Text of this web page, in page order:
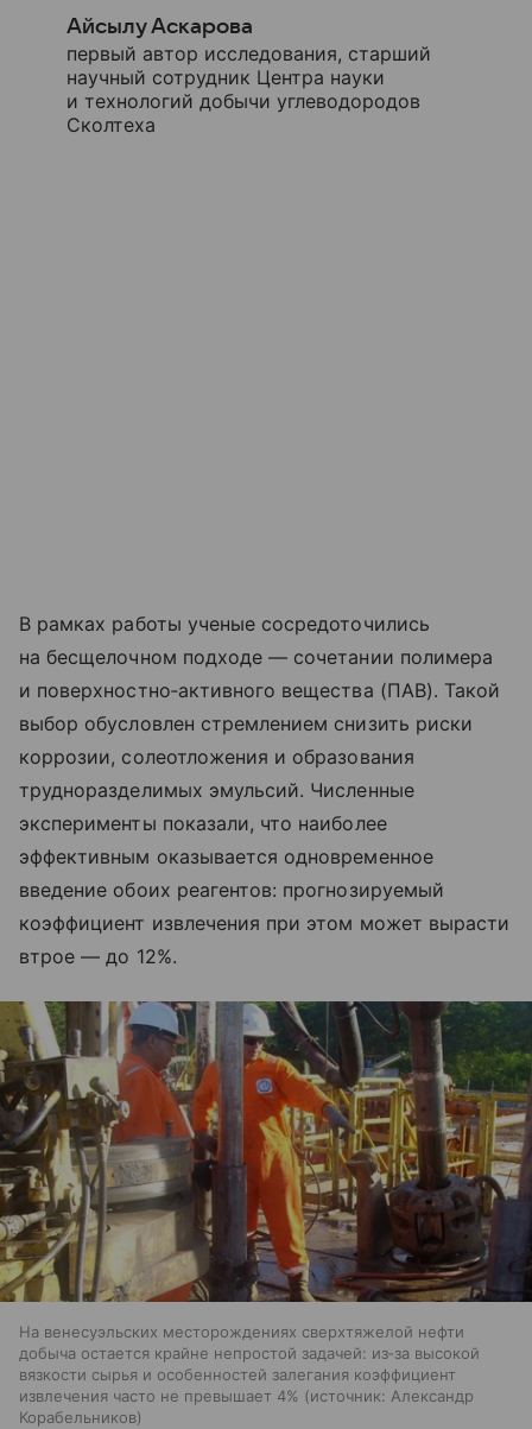
Айсылу Аскарова
первый автор исследования, старший
научный сотрудник Центра науки
и технологий добычи углеводородов
Сколтеха
В рамках работы ученые сосредоточились
на бесщелочном подходе — сочетании полимера
и поверхностно‑активного вещества (ПАВ). Такой
выбор обусловлен стремлением снизить риски
коррозии, солеотложения и образования
трудноразделимых эмульсий. Численные
эксперименты показали, что наиболее
эффективным оказывается одновременное
введение обоих реагентов: прогнозируемый
коэффициент извлечения при этом может вырасти
втрое — до 12%.
На венесуэльских месторождениях сверхтяжелой нефти
добыча остается крайне непростой задачей: из‑за высокой
вязкости сырья и особенностей залегания коэффициент
извлечения часто не превышает 4%
источник: Александр
Корабельников